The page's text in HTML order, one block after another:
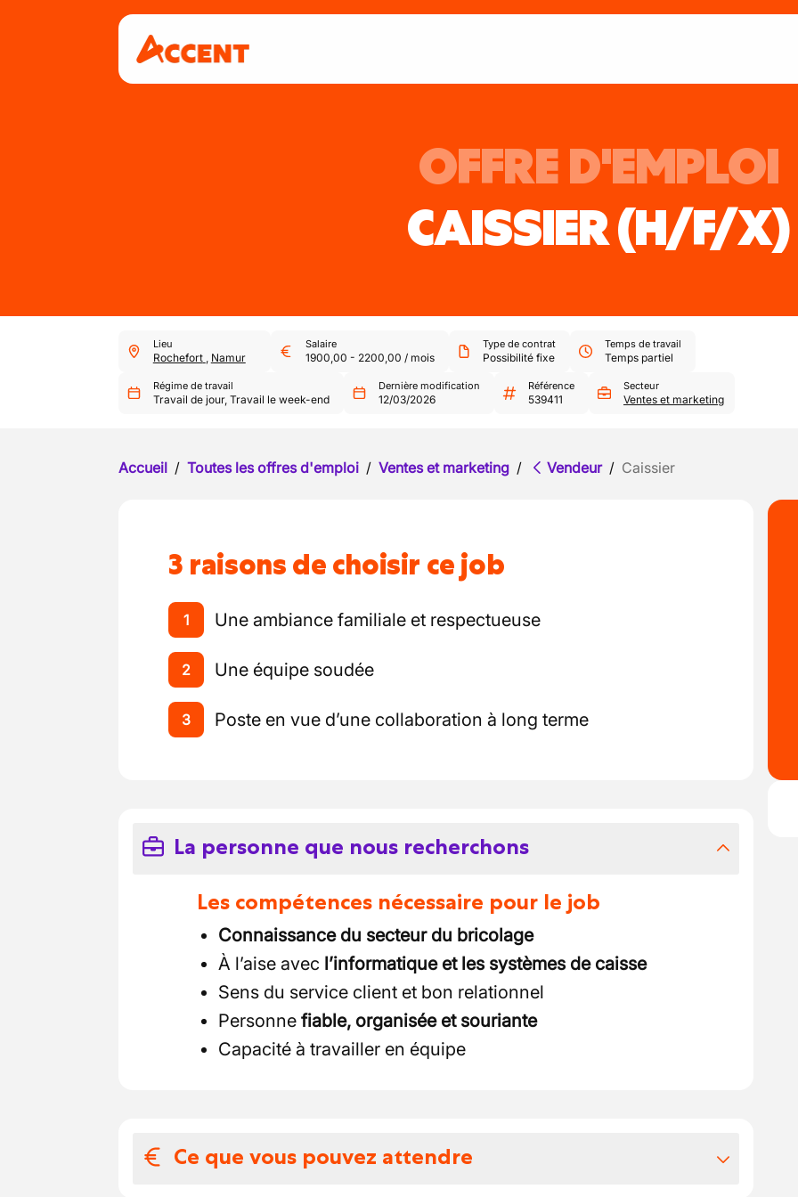
OFFRE D'EMPLOI
CAISSIER(H/F/X)
Lieu
Rochefort , Namur
Salaire
1900,00 - 2200,00 / mois
Type de contrat
Possibilité fixe
Temps de travail
Temps partiel
Régime de travail
Travail de jour, Travail le week-end
Dernière modification
12/03/2026
Référence
539411
Secteur
Ventes et marketing
Accueil / Toutes les offres d'emploi / Ventes et marketing / Vendeur / Caissier
3 raisons de choisir ce job
1 Une ambiance familiale et respectueuse
2 Une équipe soudée
3 Poste en vue d’une collaboration à long terme
La personne que nous recherchons
Les compétences nécessaire pour le job
Connaissance du secteur du bricolage
À l’aise avec l’informatique et les systèmes de caisse
Sens du service client et bon relationnel
Personne fiable, organisée et souriante
Capacité à travailler en équipe
Ce que vous pouvez attendre